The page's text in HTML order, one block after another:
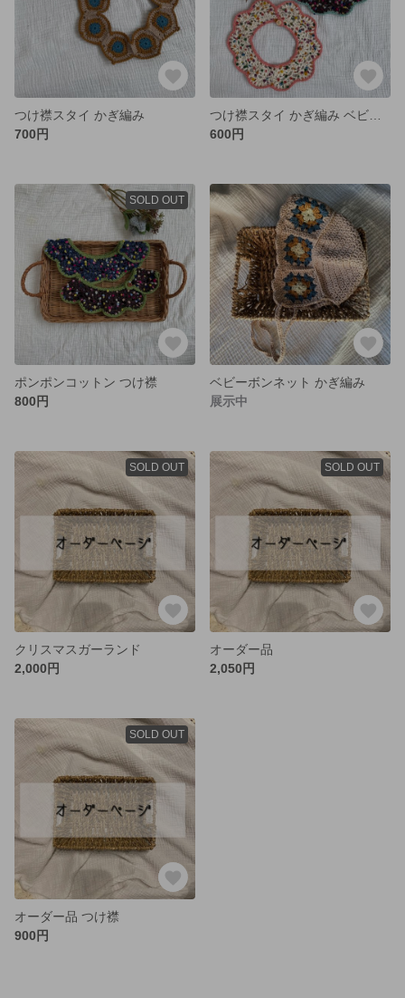
つけ襟スタイ かぎ編み
700円
600円
SOLD OUT
ポンポンコットン つけ襟
800円
ベビーボンネット かぎ編み
展示中
SOLD OUT
クリスマスガーランド
2,000円
SOLD OUT
オーダー品
2,050円
SOLD OUT
オーダー品 つけ襟
900円